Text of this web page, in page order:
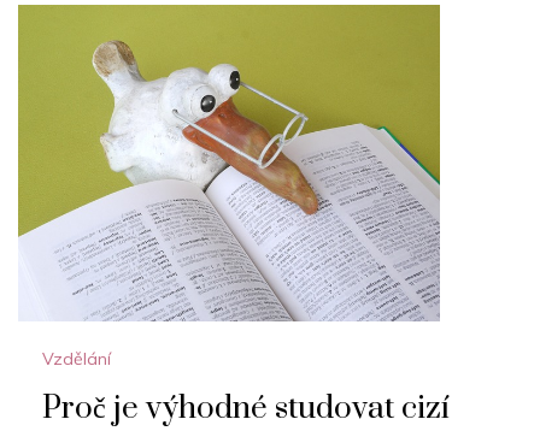
Vzdělání
Proč je výhodné studovat cizí